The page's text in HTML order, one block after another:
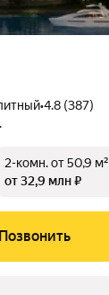
•4.8 (387)
2-комн.от 50,9 м²
от 32,9 млн ₽
Позвонить